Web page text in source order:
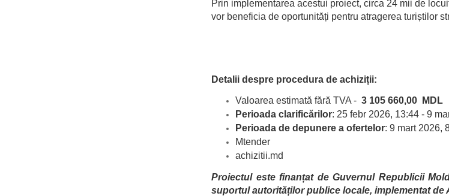
Prin implementarea acestui proiect, circa 24 mii de
vor beneficia de oportunități pentru atragerea turiștilor
Detalii despre procedura de achiziții:
Valoarea estimată fără TVA - 3 105 660,00 MDL
Perioada clarificărilor: 25 febr 2026, 13:44 - 9
Perioada de depunere a ofertelor: 9 mart 2026,
Mtender
achizitii.md
Proiectul este finanțat de Guvernul Republicii
suportul autorităților publice locale, implementat de